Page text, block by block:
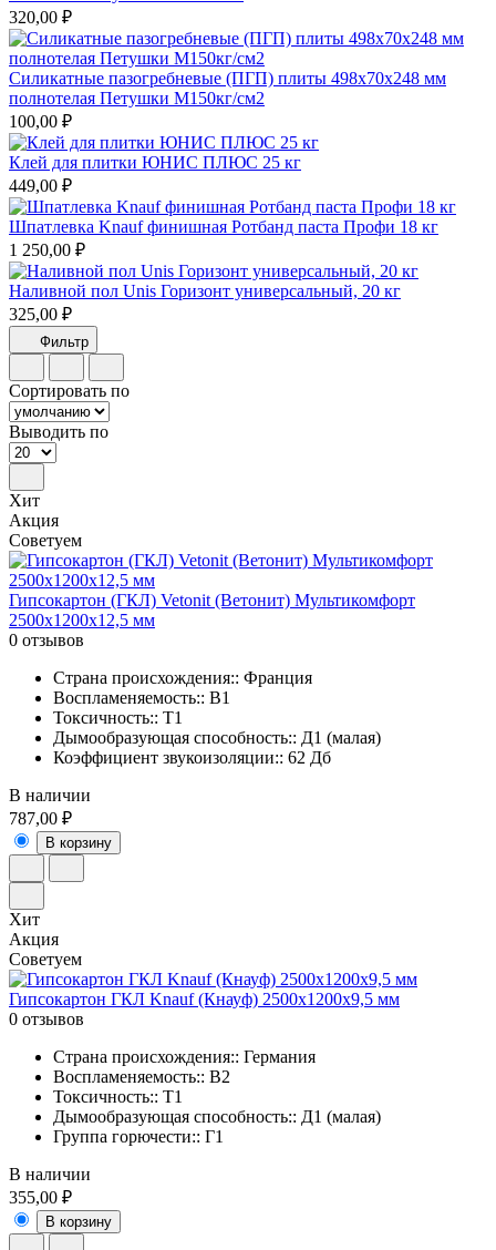
320,00 ₽
Силикатные пазогребневые (ПГП) плиты 498х70х248 мм
полнотелая Петушки М150кг/см2
100,00 ₽
Клей для плитки ЮНИС ПЛЮС 25 кг
449,00 ₽
Шпатлевка Knauf финишная Ротбанд паста Профи 18 кг
1 250,00 ₽
Наливной пол Unis Горизонт универсальный, 20 кг
325,00 ₽
Фильтр
Сортировать по
Выводить по
Хит
Акция
Советуем
Гипсокартон (ГКЛ) Vetonit (Ветонит) Мультикомфорт
2500х1200х12,5 мм
0 отзывов
Страна происхождения:: Франция
Воспламеняемость:: В1
Токсичность:: Т1
Дымообразующая способность:: Д1 (малая)
Коэффициент звукоизоляции:: 62 Дб
В наличии
787,00 ₽
В корзину
Хит
Акция
Советуем
Гипсокартон ГКЛ Knauf (Кнауф) 2500х1200х9,5 мм
0 отзывов
Страна происхождения:: Германия
Воспламеняемость:: В2
Токсичность:: Т1
Дымообразующая способность:: Д1 (малая)
Группа горючести:: Г1
В наличии
355,00 ₽
В корзину